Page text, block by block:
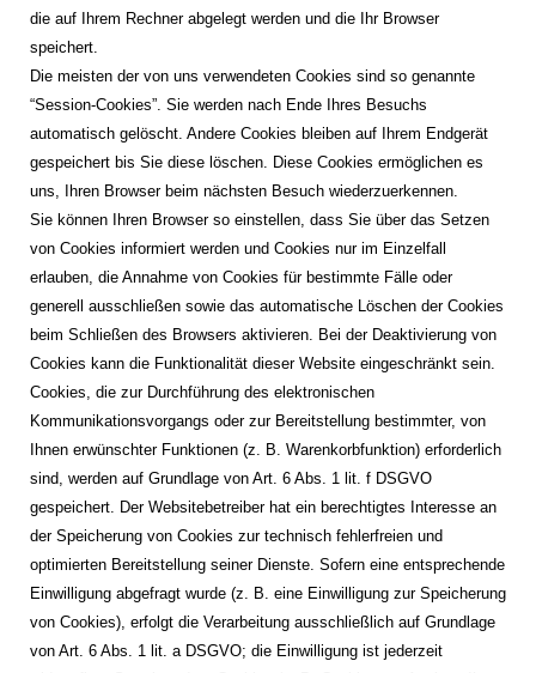
die auf Ihrem Rechner abgelegt werden und die Ihr Browser
speichert.
Die meisten der von uns verwendeten Cookies sind so genannte
“Session-Cookies”. Sie werden nach Ende Ihres Besuchs
automatisch gelöscht. Andere Cookies bleiben auf Ihrem Endgerät
gespeichert bis Sie diese löschen. Diese Cookies ermöglichen es
uns, Ihren Browser beim nächsten Besuch wiederzuerkennen.
Sie können Ihren Browser so einstellen, dass Sie über das Setzen
von Cookies informiert werden und Cookies nur im Einzelfall
erlauben, die Annahme von Cookies für bestimmte Fälle oder
generell ausschließen sowie das automatische Löschen der Cookies
beim Schließen des Browsers aktivieren. Bei der Deaktivierung von
Cookies kann die Funktionalität dieser Website eingeschränkt sein.
Cookies, die zur Durchführung des elektronischen
Kommunikationsvorgangs oder zur Bereitstellung bestimmter, von
Ihnen erwünschter Funktionen (z. B. Warenkorbfunktion) erforderlich
sind, werden auf Grundlage von Art. 6 Abs. 1 lit. f DSGVO
gespeichert. Der Websitebetreiber hat ein berechtigtes Interesse an
der Speicherung von Cookies zur technisch fehlerfreien und
optimierten Bereitstellung seiner Dienste. Sofern eine entsprechende
Einwilligung abgefragt wurde (z. B. eine Einwilligung zur Speicherung
von Cookies), erfolgt die Verarbeitung ausschließlich auf Grundlage
von Art. 6 Abs. 1 lit. a DSGVO; die Einwilligung ist jederzeit